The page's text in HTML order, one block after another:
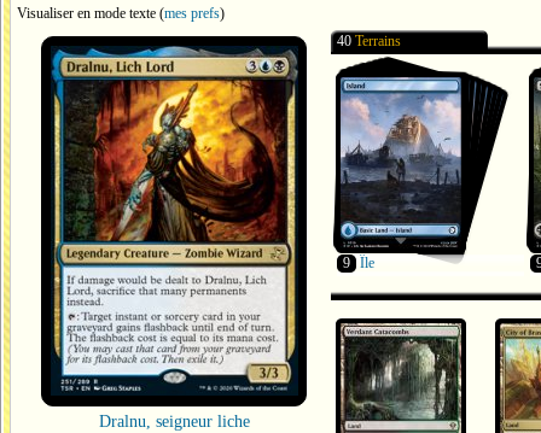
Visualiser en mode texte (mes prefs)
Dralnu, seigneur liche
40 Terrains
9 Île